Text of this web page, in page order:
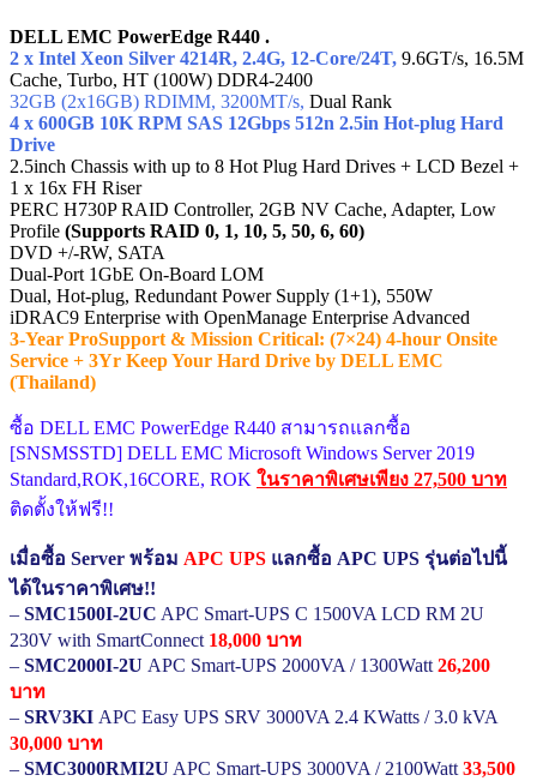
DELL EMC PowerEdge R440 .
2 x Intel Xeon Silver 4214R, 2.4G, 12-Core/24T, 9.6GT/s, 16.5M
Cache, Turbo, HT (100W) DDR4-2400
32GB (2x16GB) RDIMM, 3200MT/s, Dual Rank
4 x 600GB 10K RPM SAS 12Gbps 512n 2.5in Hot-plug Hard
Drive
2.5inch Chassis with up to 8 Hot Plug Hard Drives + LCD Bezel +
1 x 16x FH Riser
PERC H730P RAID Controller, 2GB NV Cache, Adapter, Low
Profile (Supports RAID 0, 1, 10, 5, 50, 6, 60)
DVD +/-RW, SATA
Dual-Port 1GbE On-Board LOM
Dual, Hot-plug, Redundant Power Supply (1+1), 550W
iDRAC9 Enterprise with OpenManage Enterprise Advanced
3-Year ProSupport & Mission Critical: (7×24) 4-hour Onsite
Service + 3Yr Keep Your Hard Drive by DELL EMC
(Thailand)
ซื้อ DELL EMC PowerEdge R440 สามารถแลกซื้อ
[SNSMSSTD] DELL EMC Microsoft Windows Server 2019
Standard,ROK,16CORE, ROK ในราคาพิเศษเพียง 27,500 บาท
ติดตั้งให้ฟรี!!
เมื่อซื้อ Server พร้อม APC UPS แลกซื้อ APC UPS รุ่นต่อไปนี้
ได้ในราคาพิเศษ!!
– SMC1500I-2UC APC Smart-UPS C 1500VA LCD RM 2U
230V with SmartConnect 18,000 บาท
– SMC2000I-2U APC Smart-UPS 2000VA / 1300Watt 26,200
บาท
– SRV3KI APC Easy UPS SRV 3000VA 2.4 KWatts / 3.0 kVA
30,000 บาท
– SMC3000RMI2U APC Smart-UPS 3000VA / 2100Watt33,500